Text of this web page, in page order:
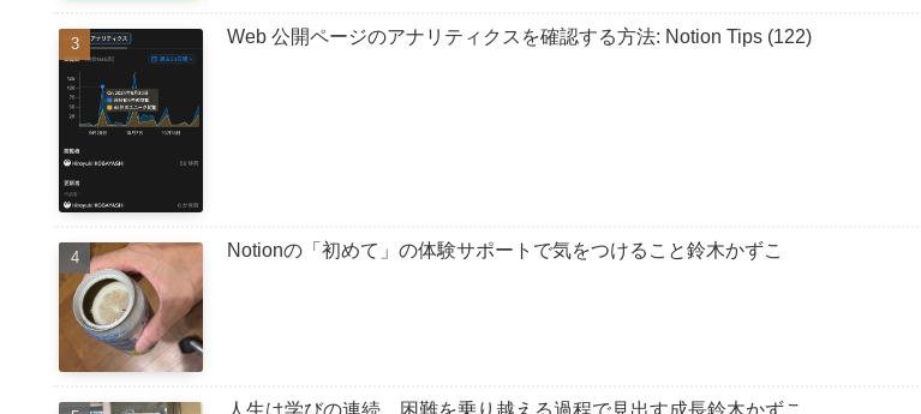
Web 公開ページのアナリティクスを確認する方法: Notion Tips (122)
Notionの「初めて」の体験サポートで気をつけること鈴木かずこ
人生は学びの連続 困難を乗り越える過程で見出す成長鈴木かずこ